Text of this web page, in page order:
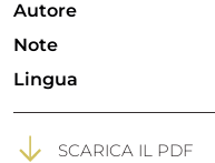
Autore
Note
Lingua
SCARICA IL PDF